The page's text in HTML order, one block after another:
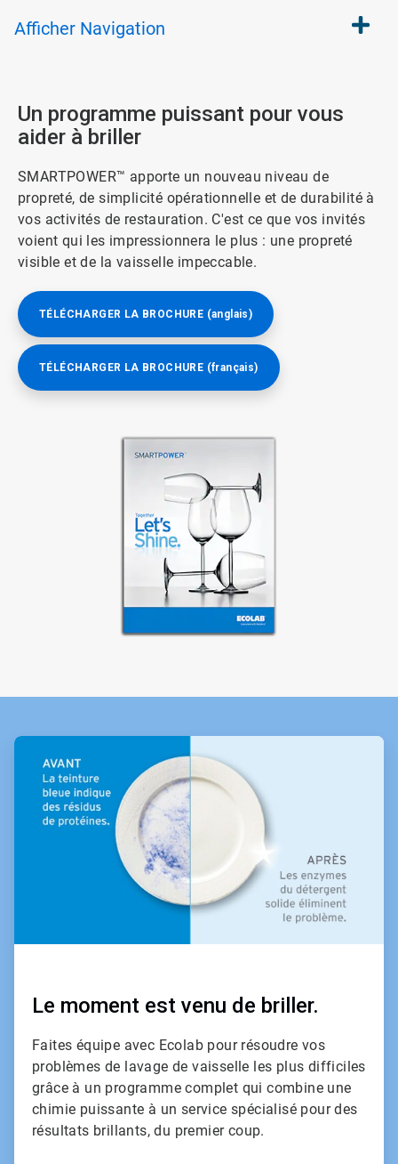
Afficher Navigation
Un programme puissant pour vous
aider à briller​​​​​​​
SMARTPOWER™ apporte un nouveau niveau de
propreté, de simplicité opérationnelle et de durabilité à
vos activités de restauration.​​​​​​​ C'est ce que vos invités
voient qui les impressionnera le plus : une propreté
visible et de la vaisselle impeccable.
TÉLÉCHARGER LA BROCHURE (anglais)
TÉLÉCHARGER LA BROCHURE (français)
ArticleTile
Le moment est venu de briller.
Faites équipe avec Ecolab pour résoudre vos
problèmes de lavage de vaisselle les plus difficiles
grâce à un programme complet qui combine une
chimie puissante à un service spécialisé pour des
résultats brillants, du premier coup.​​​​​​​